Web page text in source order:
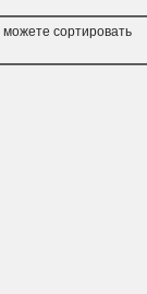
сортировать